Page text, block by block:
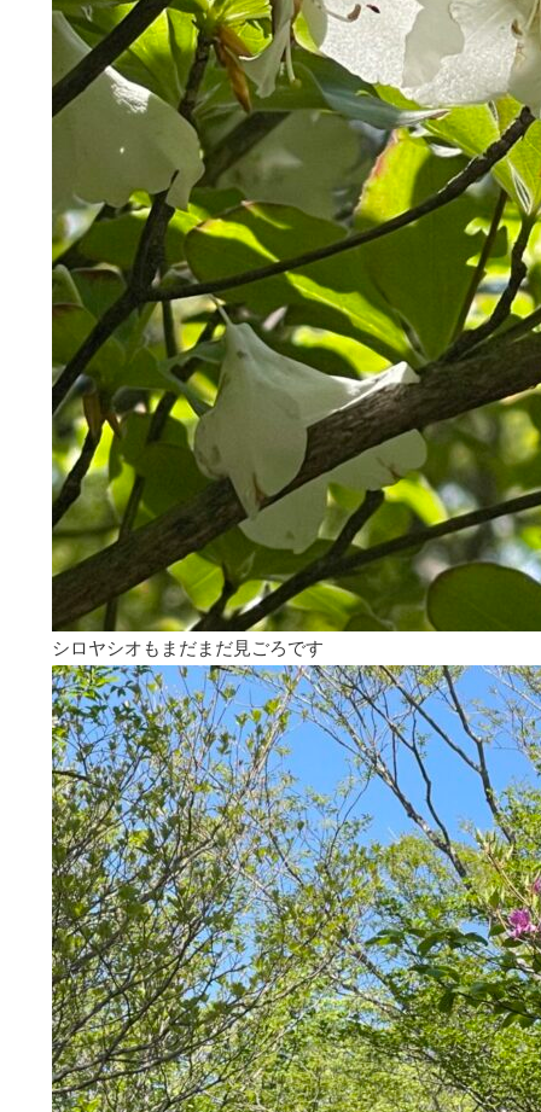
シロヤシオもまだまだ見ごろです